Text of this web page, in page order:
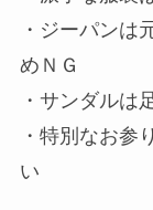
・ジーパンは
めＮＧ
・サンダルは
・特別なお参
い